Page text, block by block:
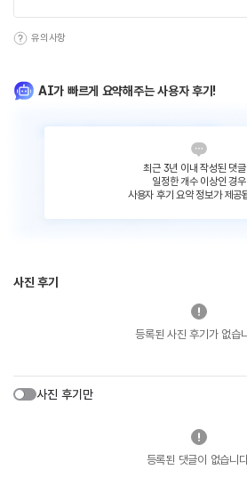
유의사항
AI가 빠르게 요약해주는 사용자 후기!
최근 3년 이내 작성된 댓
일정한 개수 이상인 경우
사용자 후기 요약 정보가 제공
사진 후기
등록된 사진 후기가 없습
사진 후기만
등록된 댓글이 없습니